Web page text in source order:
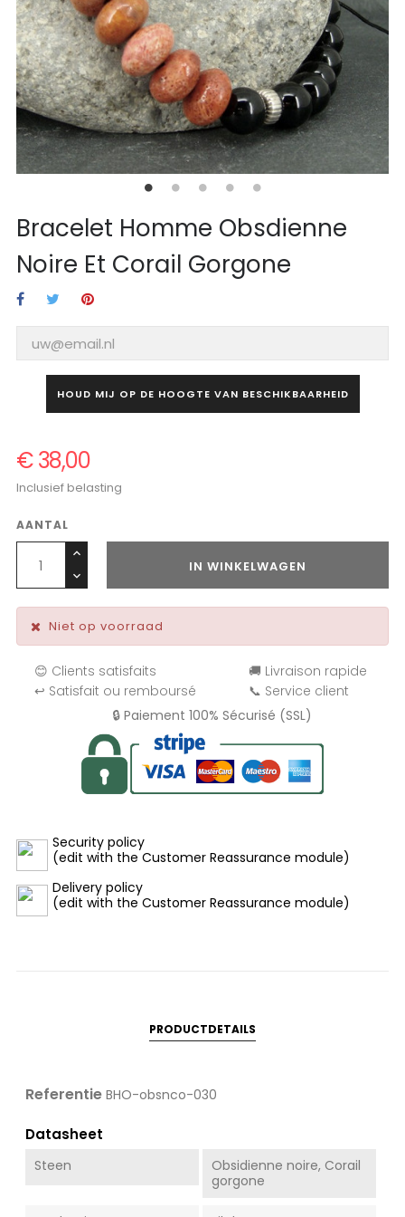
Bracelet Homme Obsdienne
Noire Et Corail Gorgone
HOUD MIJ OP DE HOOGTE VAN BESCHIKBAARHEID
€ 38,00
Inclusief belasting
AANTAL
IN WINKELWAGEN
Niet op voorraad
😊 Clients satisfaits
🚚 Livraison rapide
↩️ Satisfait ou remboursé
📞 Service client
🔒 Paiement 100% Sécurisé (SSL)
Security policy
(edit with the Customer Reassurance module)
Delivery policy
(edit with the Customer Reassurance module)
PRODUCTDETAILS
Referentie BHO-obsnco-030
Datasheet
Steen
Obsidienne noire, Corail
gorgone